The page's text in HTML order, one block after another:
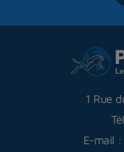
1 Rue
Tél.
E-mail :